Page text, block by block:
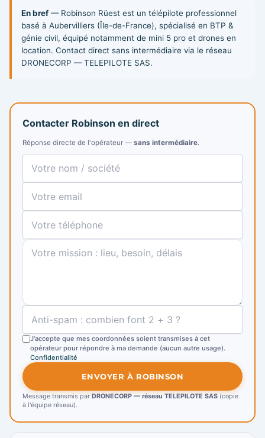
En bref — Robinson Rüest est un télépilote professionnel
basé à Aubervilliers (Île-de-France), spécialisé en BTP &
génie civil, équipé notamment de mini 5 pro et drones en
location. Contact direct sans intermédiaire via le réseau
DRONECORP — TELEPILOTE SAS.
Contacter Robinson en direct
Réponse directe de l'opérateur — sans intermédiaire.
J'accepte que mes coordonnées soient transmises à cet
opérateur pour répondre à ma demande (aucun autre usage).
Confidentialité
ENVOYER À ROBINSON
Message transmis par DRONECORP — réseau TELEPILOTE SAS (copie
à l'équipe réseau).